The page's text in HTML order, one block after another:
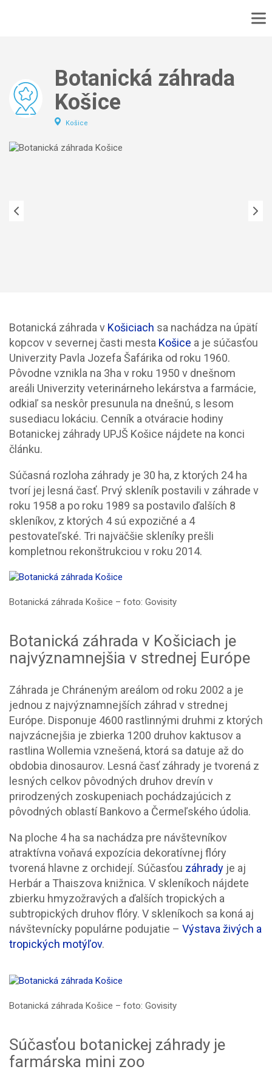
PODUJATIA
TURISTIKA
Botanická záhrada
Košice
Košice
Botanická záhrada v Košiciach sa nachádza na úpätí
kopcov v severnej časti mesta Košice a je súčasťou
Univerzity Pavla Jozefa Šafárika od roku 1960.
Pôvodne vznikla na 3ha v roku 1950 v dnešnom
areáli Univerzity veterinárneho lekárstva a farmácie,
odkiaľ sa neskôr presunula na dnešnú, s lesom
susediacu lokáciu. Cenník a otváracie hodiny
Botanickej záhrady UPJŠ Košice nájdete na konci
článku.
Súčasná rozloha záhrady je 30 ha, z ktorých 24 ha
tvorí jej lesná časť. Prvý skleník postavili v záhrade v
roku 1958 a po roku 1989 sa postavilo ďalších 8
skleníkov, z ktorých 4 sú expozičné a 4
pestovateľské. Tri najväčšie skleníky prešli
kompletnou rekonštrukciou v roku 2014.
Botanická záhrada Košice – foto: Govisity
Botanická záhrada v Košiciach je
najvýznamnejšia v strednej Európe
Záhrada je Chráneným areálom od roku 2002 a je
jednou z najvýznamnejších záhrad v strednej
Európe. Disponuje 4600 rastlinnými druhmi z ktorých
najvzácnejšia je zbierka 1200 druhov kaktusov a
rastlina Wollemia vznešená, ktorá sa datuje až do
obdobia dinosaurov. Lesná časť záhrady je tvorená z
lesných celkov pôvodných druhov drevín v
prirodzených zoskupeniach pochádzajúcich z
pôvodných oblastí Bankovo a Čermeľského údolia.
Na ploche 4 ha sa nachádza pre návštevníkov
atraktívna voňavá expozícia dekoratívnej flóry
tvorená hlavne z orchidejí. Súčasťou záhrady je aj
Herbár a Thaiszova knižnica. V skleníkoch nájdete
zbierku hmyzožravých a ďalších tropických a
subtropických druhov flóry. V skleníkoch sa koná aj
návštevnícky populárne podujatie – Výstava živých a
tropických motýľov.
Botanická záhrada Košice – foto: Govisity
Súčasťou botanickej záhrady je
farmárska mini zoo